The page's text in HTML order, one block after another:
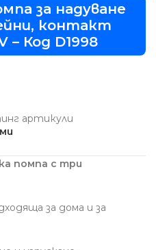
за надуване
контакт
– Код D1998
артикули
помпа с три
за дома и за